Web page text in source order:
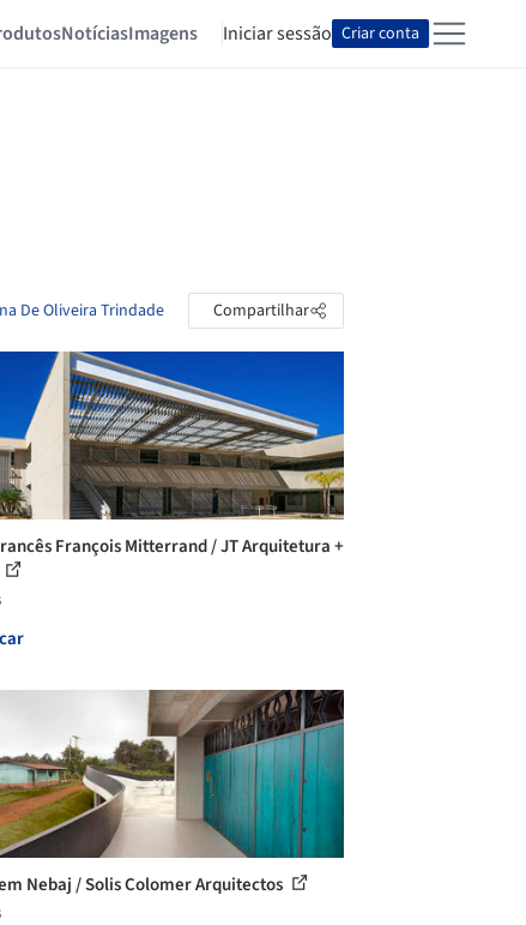
NotíciasImagens Iniciar sessão Criar conta
De Oliveira Trindade Compartilhar
François Mitterrand / JT Arquitetura +
Nebaj / Solis Colomer Arquitectos